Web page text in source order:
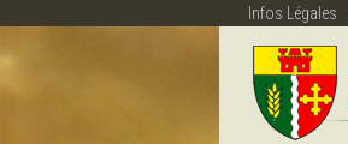
Infos Légales